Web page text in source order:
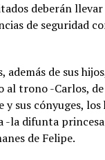
deberán
de seguridad
de sus
al trono -Carlos,
y sus cónyuges, los
-la difunta
de Felipe.